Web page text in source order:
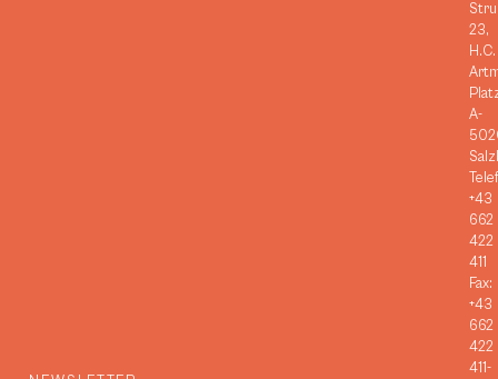
23,
H.C.
A-
+43
662
422
411
Fax:
+43
662
422
411-